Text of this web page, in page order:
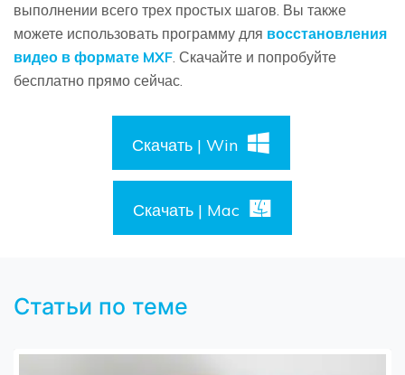
выполнении всего трех простых шагов. Вы также
можете использовать программу для восстановления
видео в формате MXF. Скачайте и попробуйте
бесплатно прямо сейчас.
Скачать | Win
Скачать | Mac
Статьи по теме